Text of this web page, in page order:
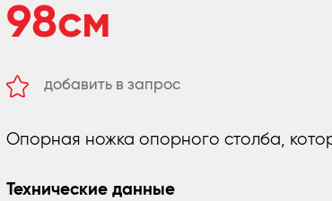
98см
добавить в запрос
Опорная ножка опорного столба,
Технические данные